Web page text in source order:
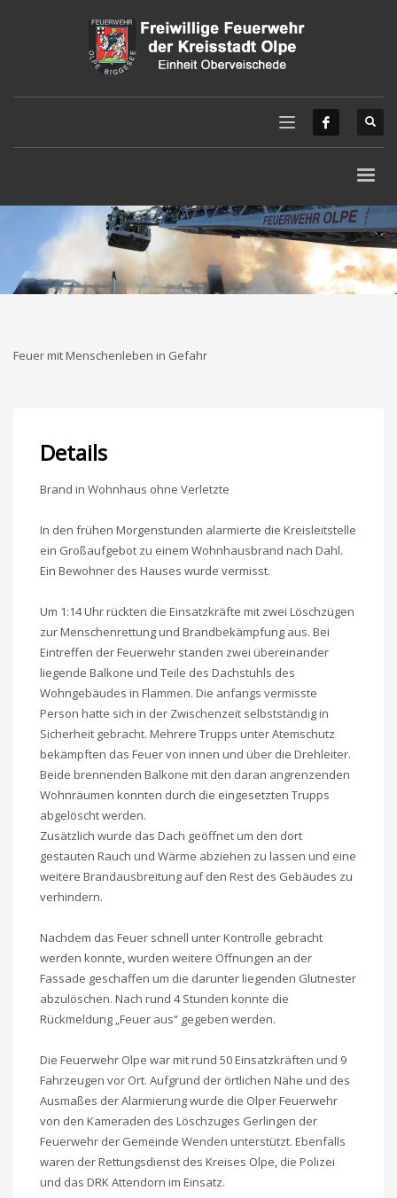
Feuer mit Menschenleben in Gefahr
Details
Brand in Wohnhaus ohne Verletzte
In den frühen Morgenstunden alarmierte die Kreisleitstelle
ein Großaufgebot zu einem Wohnhausbrand nach Dahl.
Ein Bewohner des Hauses wurde vermisst.
Um 1:14 Uhr rückten die Einsatzkräfte mit zwei Löschzügen
zur Menschenrettung und Brandbekämpfung aus. Bei
Eintreffen der Feuerwehr standen zwei übereinander
liegende Balkone und Teile des Dachstuhls des
Wohngebäudes in Flammen. Die anfangs vermisste
Person hatte sich in der Zwischenzeit selbstständig in
Sicherheit gebracht. Mehrere Trupps unter Atemschutz
bekämpften das Feuer von innen und über die Drehleiter.
Beide brennenden Balkone mit den daran angrenzenden
Wohnräumen konnten durch die eingesetzten Trupps
abgelöscht werden.
Zusätzlich wurde das Dach geöffnet um den dort
gestauten Rauch und Wärme abziehen zu lassen und eine
weitere Brandausbreitung auf den Rest des Gebäudes zu
verhindern.
Nachdem das Feuer schnell unter Kontrolle gebracht
werden konnte, wurden weitere Öffnungen an der
Fassade geschaffen um die darunter liegenden Glutnester
abzulöschen. Nach rund 4 Stunden konnte die
Rückmeldung „Feuer aus“ gegeben werden.
Die Feuerwehr Olpe war mit rund 50 Einsatzkräften und 9
Fahrzeugen vor Ort. Aufgrund der örtlichen Nähe und des
Ausmaßes der Alarmierung wurde die Olper Feuerwehr
von den Kameraden des Löschzuges Gerlingen der
Feuerwehr der Gemeinde Wenden unterstützt. Ebenfalls
waren der Rettungsdienst des Kreises Olpe, die Polizei
und das DRK Attendorn im Einsatz.